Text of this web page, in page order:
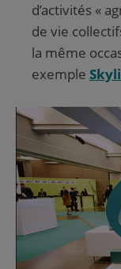
d’activités «
de vie
la même
exemple